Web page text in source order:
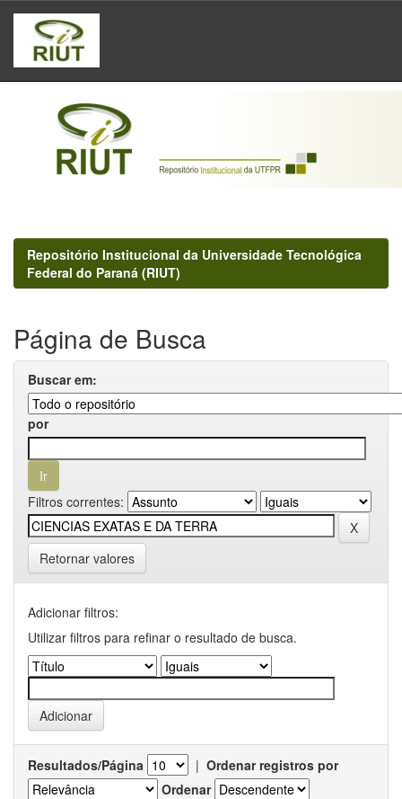
Skip
navigation
Repositório Institucional da Universidade Tecnológica
Federal do Paraná (RIUT)
Página de Busca
Buscar em:
por
Filtros correntes:
Retornar valores
Adicionar filtros:
Utilizar filtros para refinar o resultado de busca.
Resultados/Página | Ordenar registros por
Ordenar